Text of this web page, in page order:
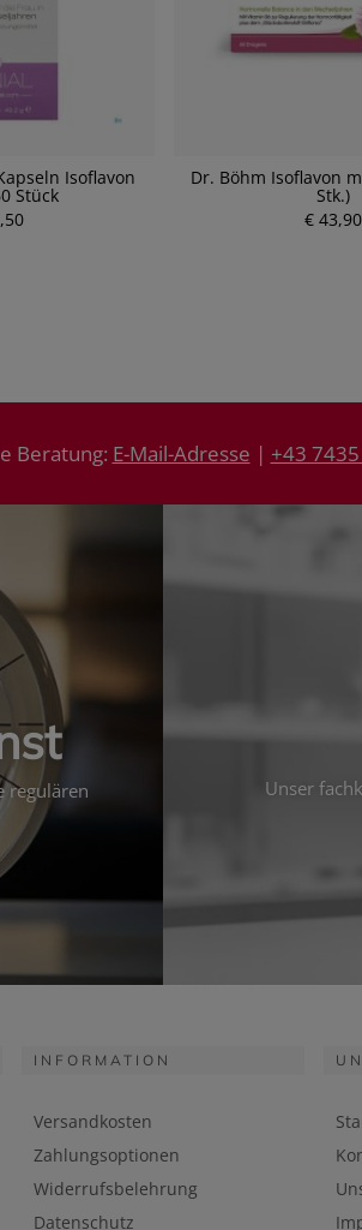
Isoflavon
Stück
Dr. Böhm Isoflavon
Stk.)
€ 43,90
Beratung: E-Mail-Adresse | +43
regulären
Unser
INFORMATION
Versandkosten
Zahlungsoptionen
Widerrufsbelehrung
Datenschutz